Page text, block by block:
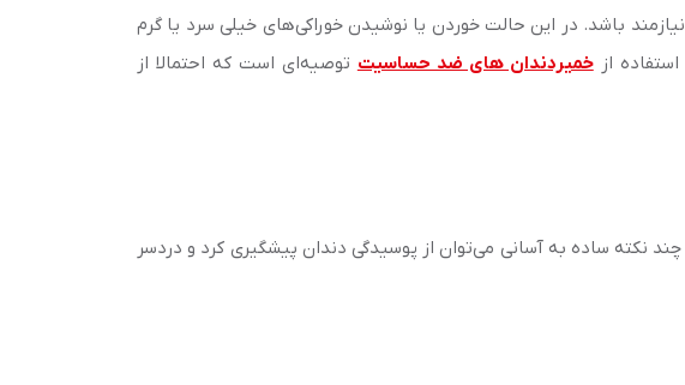
باشد. در این حالت خوردن یا نوشیدن خوراکی‌های خیلی سرد یا گرم
ازخمیردندان های ضد حساسیتتوصیه‌ای است که احتمالا از
نکته ساده به آسانی می‌توان از پوسیدگی دندان پیشگیری کرد و دردسر